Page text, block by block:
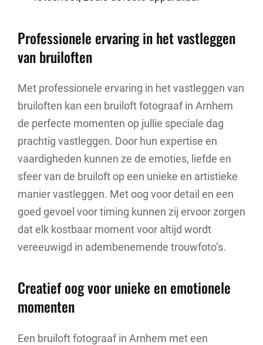
Professionele ervaring in het vastleggen
van bruiloften
Met professionele ervaring in het vastleggen van
bruiloften kan een bruiloft fotograaf in Arnhem
de perfecte momenten op jullie speciale dag
prachtig vastleggen. Door hun expertise en
vaardigheden kunnen ze de emoties, liefde en
sfeer van de bruiloft op een unieke en artistieke
manier vastleggen. Met oog voor detail en een
goed gevoel voor timing kunnen zij ervoor zorgen
dat elk kostbaar moment voor altijd wordt
vereeuwigd in adembenemende trouwfoto’s.
Creatief oog voor unieke en emotionele
momenten
Een bruiloft fotograaf in Arnhem met een